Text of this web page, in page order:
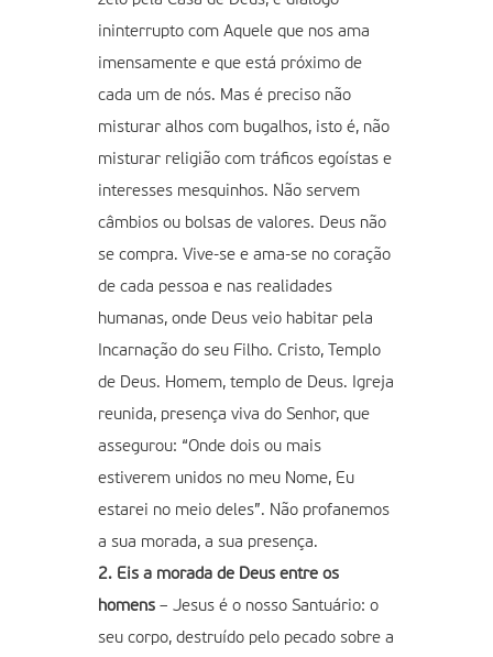
ininterrupto com Aquele que nos ama
imensamente e que está próximo de
cada um de nós. Mas é preciso não
misturar alhos com bugalhos, isto é, não
misturar religião com tráficos egoístas e
interesses mesquinhos. Não servem
câmbios ou bolsas de valores. Deus não
se compra. Vive-se e ama-se no coração
de cada pessoa e nas realidades
humanas, onde Deus veio habitar pela
Incarnação do seu Filho. Cristo, Templo
de Deus. Homem, templo de Deus. Igreja
reunida, presença viva do Senhor, que
assegurou: “Onde dois ou mais
estiverem unidos no meu Nome, Eu
estarei no meio deles”. Não profanemos
a sua morada, a sua presença.
2. Eis a morada de Deus entre os
homens – Jesus é o nosso Santuário: o
seu corpo, destruído pelo pecado sobre a